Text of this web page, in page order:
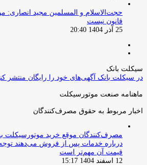
حجت‌الاسلام و المسلمین مجید انصاری:
قانون نیست
25 آذر 1404 20:40
سیکلت بانک
در سیکلت بانک آگهی‌های خود را رایگان منتشر
ماهنامه صنعت موتورسیکلت
اخبار مربوط به حقوق مصرف‌کنندگان
مصرف‌کنندگان موقع خرید موتورسیکلت
درباره خدمات پس از فروش می‌دهند توجه
قیمت آن مهم‌تر است
12 اسفند 1404 15:17